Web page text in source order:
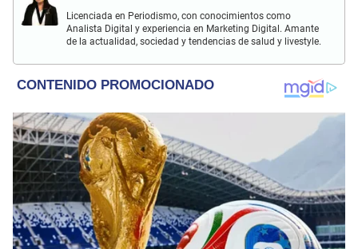
Licenciada en Periodismo, con conocimientos como
Analista Digital y experiencia en Marketing Digital. Amante
de la actualidad, sociedad y tendencias de salud y livestyle.